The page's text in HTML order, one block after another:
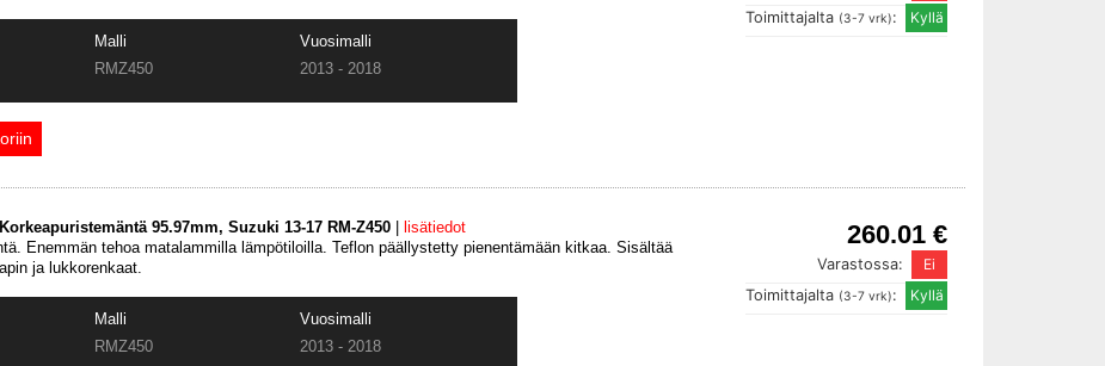
Toimittajalta (3-7 vrk):
Malli
Vuosimalli
RMZ450 2013 - 2018
260.01 €
Varastossa:
Toimittajalta (3-7 vrk):
95.97mm, Suzuki 13-17 RM-Z450
lisätiedot
Enemmän tehoa matalammilla lämpötiloilla. Teflon päällystetty pienentämään kitkaa. Sisältää
ja lukkorenkaat.
Malli
Vuosimalli
RMZ450 2013 - 2018